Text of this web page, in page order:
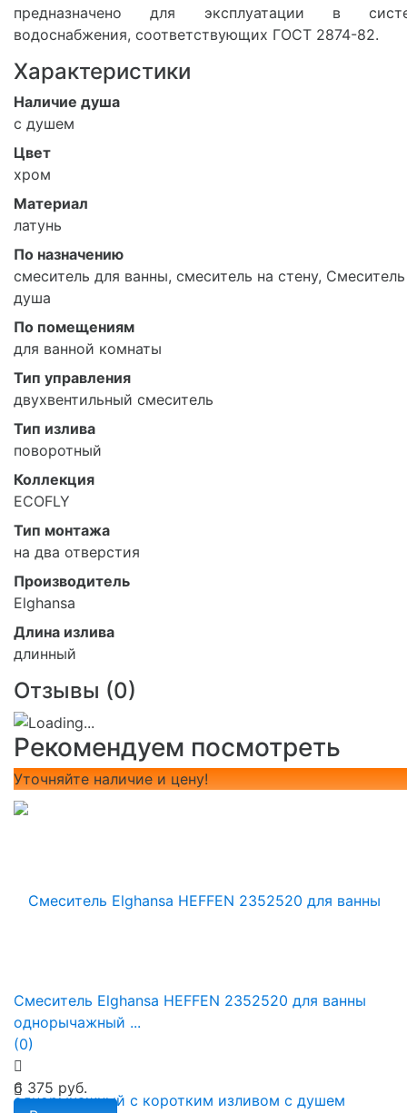
предназначено для эксплуатации в
водоснабжения, соответствующих ГОСТ 2874-82.
Характеристики
Наличие душа
с душем
Цвет
хром
Материал
латунь
По назначению
смеситель для ванны, смеситель на стену,
душа
По помещениям
для ванной комнаты
Тип управления
двухвентильный смеситель
Тип излива
поворотный
Коллекция
ECOFLY
Тип монтажа
на два отверстия
Производитель
Elghansa
Длина излива
длинный
Отзывы (0)
Рекомендуем посмотреть
Уточняйте наличие и цену!
Смеситель Elghansa HEFFEN 2352520 для ванны
однорычажный ...
(0)
6 375 руб.